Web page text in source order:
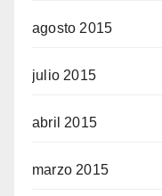
agosto 2015
julio 2015
abril 2015
marzo 2015